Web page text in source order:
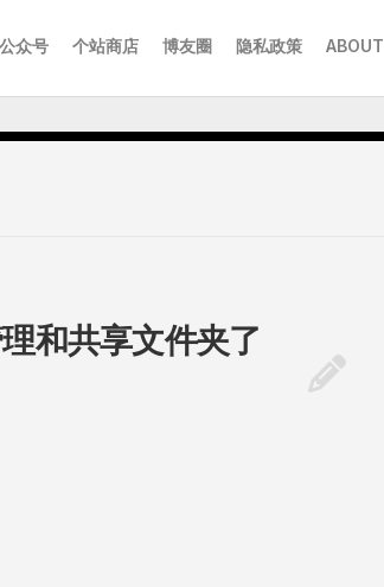
公众号 个站商店 博友圈 隐私政策 ABOUT
和共享文件夹了